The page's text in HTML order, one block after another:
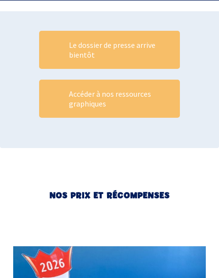
Le dossier de presse arrive
bientôt
Accéder à nos ressources
graphiques
NOS PRIX ET RÉCOMPENSES